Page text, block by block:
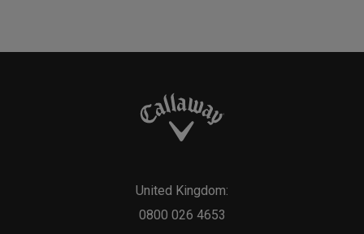
United Kingdom:
0800 026 4653